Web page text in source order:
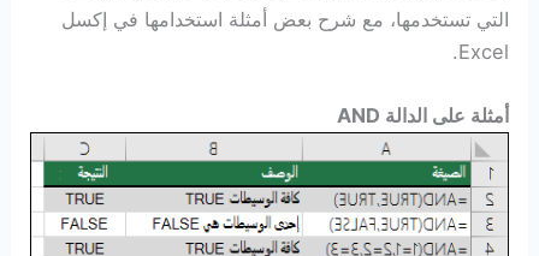
التي تستخدمها، مع شرح بعض أمثلة استخدامها في إكسل
Excel.
أمثلة على الدالة AND